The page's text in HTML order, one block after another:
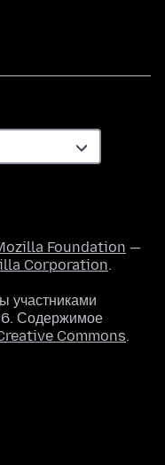
Foundation —
Corporation.
участниками
Содержимое
Commons.